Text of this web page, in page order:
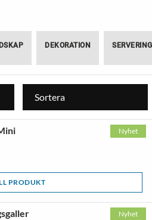
DEKORATION SERVERING
Sortera
Nyhet
PRODUKT
Nyhet